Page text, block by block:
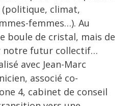
(politique, climat,
femmes…). Au
boule de cristal, mais de
notre futur collectif…
avec Jean-Marc
associé co-
4, cabinet de conseil